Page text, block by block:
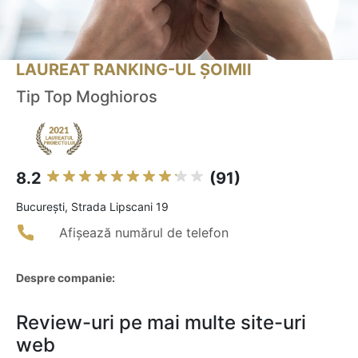
LAUREAT RANKING-UL ȘOIMII
Tip Top Moghioros
8.2 (91)
Bucureşti, Strada Lipscani 19
Afișează numărul de telefon
Despre companie:
Review-uri pe mai multe site-uri
web